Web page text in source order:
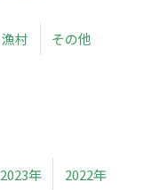
村 その他
2023年 2022年